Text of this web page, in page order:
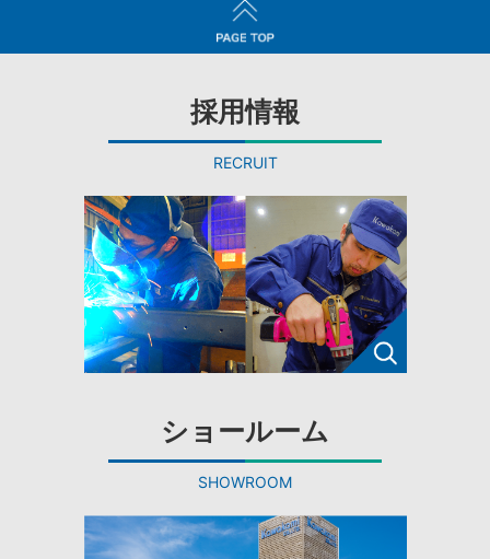
採用情報
RECRUIT
ショールーム
SHOWROOM